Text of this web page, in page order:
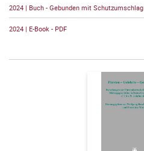
2024 | Buch - Gebunden mit Schutzumschlag
2024 | E-Book - PDF